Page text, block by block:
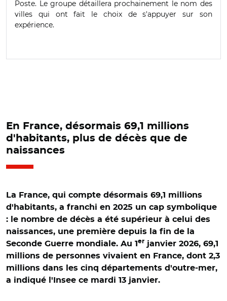
Poste. Le groupe détaillera prochainement le nom des
villes qui ont fait le choix de s'appuyer sur son
expérience.
En France, désormais 69,1 millions
d'habitants, plus de décès que de
naissances
La France, qui compte désormais 69,1 millions
d'habitants, a franchi en 2025 un cap symbolique
: le nombre de décès a été supérieur à celui des
naissances, une première depuis la fin de la
Seconde Guerre mondiale. Au 1 er janvier 2026, 69,1
millions de personnes vivaient en France, dont 2,3
millions dans les cinq départements d'outre-mer,
a indiqué l'Insee ce mardi 13 janvier.